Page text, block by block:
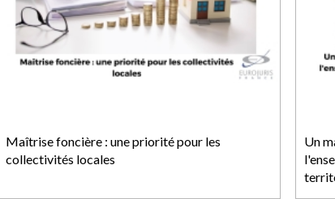
Maîtrise foncière : une priorité pour les
collectivités locales
Un